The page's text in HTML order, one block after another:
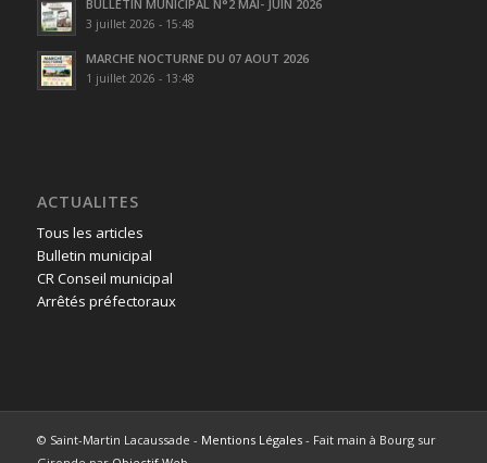
BULLETIN MUNICIPAL N°2 MAI- JUIN 2026
3 juillet 2026 - 15:48
MARCHE NOCTURNE DU 07 AOUT 2026
1 juillet 2026 - 13:48
ACTUALITES
Tous les articles
Bulletin municipal
CR Conseil municipal
Arrêtés préfectoraux
© Saint-Martin Lacaussade - Mentions Légales- Fait main à Bourg sur